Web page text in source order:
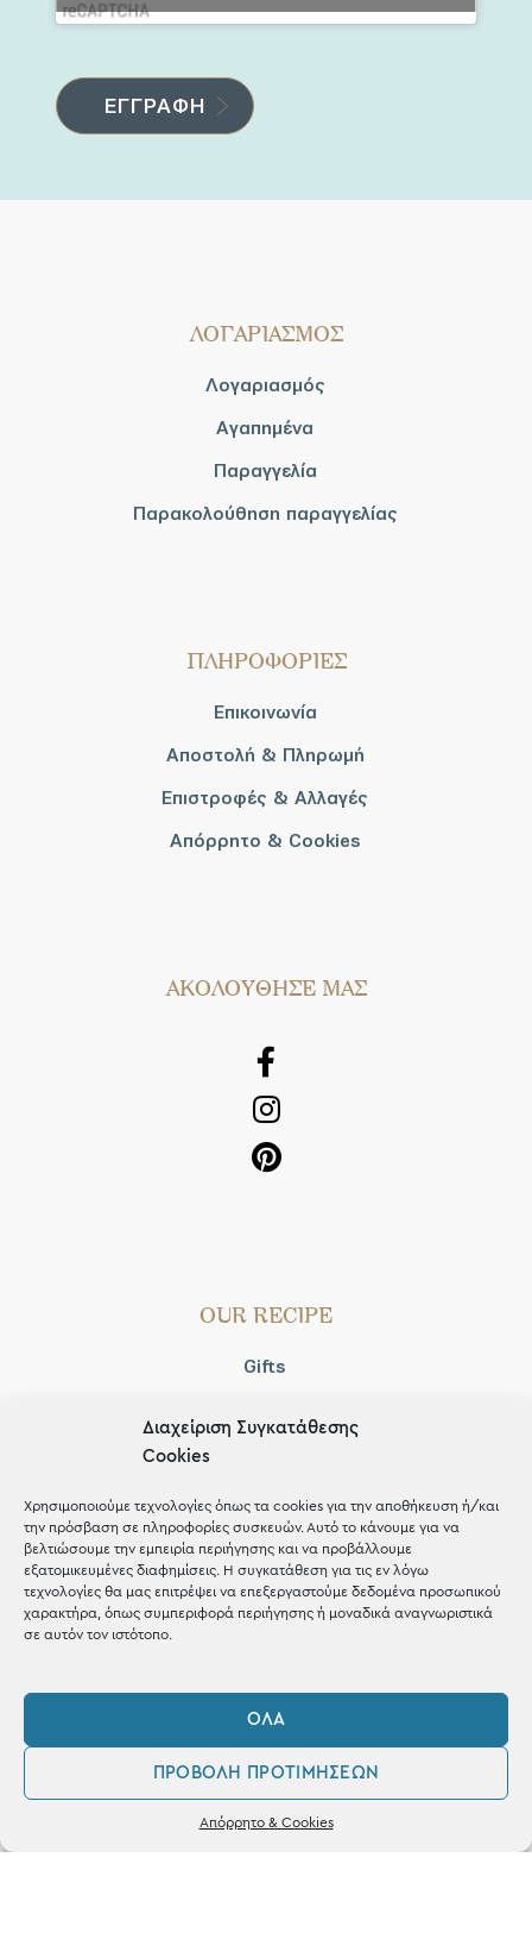
Διαχείριση Συγκατάθεσης
Cookies
Χρησιμοποιούμε τεχνολογίες όπως τα cookies για την αποθήκευση ή/και
την πρόσβαση σε πληροφορίες συσκευών. Αυτό το κάνουμε για να
βελτιώσουμε την εμπειρία περιήγησης και να προβάλλουμε
εξατομικευμένες διαφημίσεις. Η συγκατάθεση για τις εν λόγω
τεχνολογίες θα μας επιτρέψει να επεξεργαστούμε δεδομένα προσωπικού
χαρακτήρα, όπως συμπεριφορά περιήγησης ή μοναδικά αναγνωριστικά
σε αυτόν τον ιστότοπο.
ΌΛΑ
ΠΡΟΒΟΛΉ ΠΡΟΤΙΜΉΣΕΩΝ
Απόρρητο & Cookies
ΛΟΓΑΡΙΑΣΜΟΣ
Λογαριασμός
Αγαπημένα
Παραγγελία
Παρακολούθηση παραγγελίας
ΠΛΗΡΟΦΟΡΙΕΣ
Επικοινωνία
Αποστολή & Πληρωμή
Επιστροφές & Αλλαγές
Απόρρητο & Cookies
AΚΟΛΟΥΘΗΣΕ ΜΑΣ
OUR RECIPE
Gifts
Shop the look
Σταθά 17, 38221 Βόλος
Δευ / Τετ / Σαβ: 09:00 - 15:00
Τριτ / Πεμ / Παρ: 09:00 - 21:00
Φίλτρα
0